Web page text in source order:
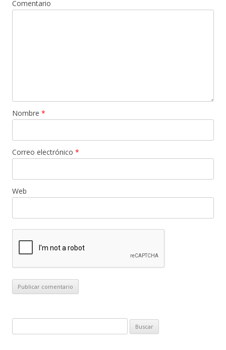
Comentario
Nombre *
Correo electrónico *
Web
u